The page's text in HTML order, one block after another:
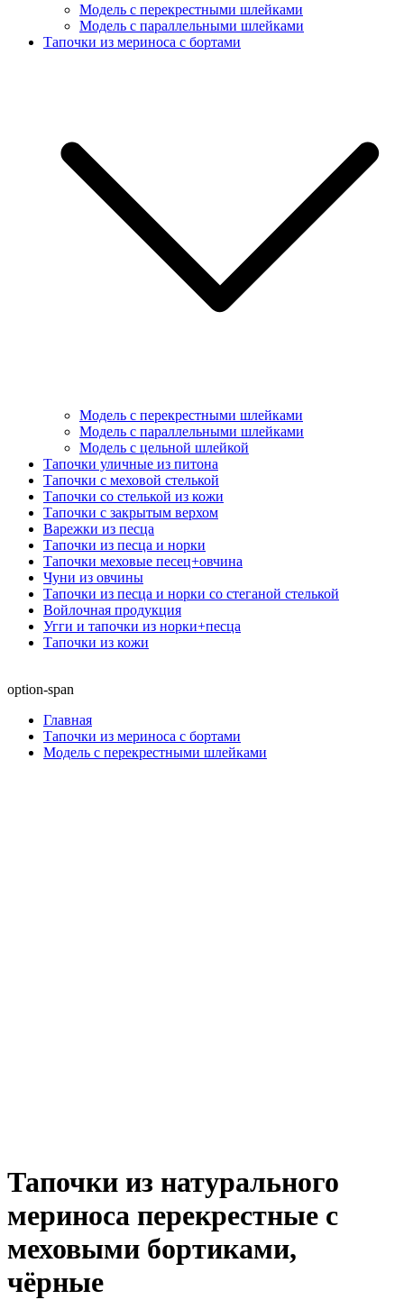
Модель с перекрестными шлейками
Модель с параллельными шлейками
Тапочки из мериноса с бортами
Модель с перекрестными шлейками
Модель с параллельными шлейками
Модель с цельной шлейкой
Тапочки уличные из питона
Тапочки с меховой стелькой
Тапочки со стелькой из кожи
Тапочки с закрытым верхом
Варежки из песца
Тапочки из песца и норки
Тапочки меховые песец+овчина
Чуни из овчины
Тапочки из песца и норки со стеганой стелькой
Войлочная продукция
Угги и тапочки из норки+песца
Тапочки из кожи
option-span
Главная
Тапочки из мериноса с бортами
Модель с перекрестными шлейками
Тапочки из натурального
мериноса перекрестные с
меховыми бортиками,
чёрные